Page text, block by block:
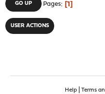
GO UP Pages 1
USER ACTIONS
Help| Terms